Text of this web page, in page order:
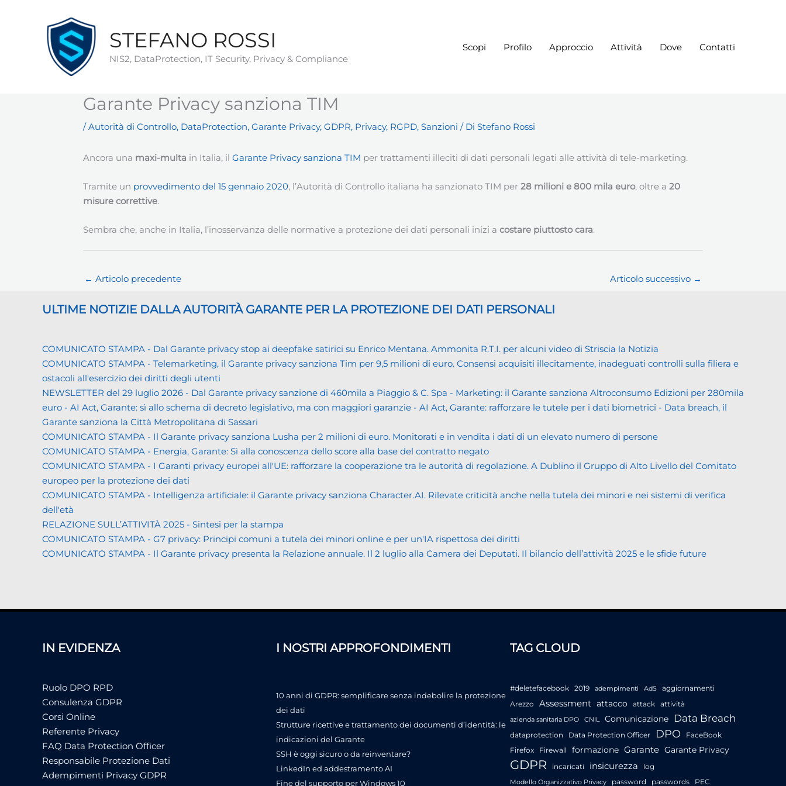
STEFANO ROSSI
NIS2, DataProtection, IT Security, Privacy & Compliance
Scopi Profilo Approccio Attività Dove Contatti
Garante Privacy sanziona TIM
/Autorità di Controllo, DataProtection, Garante Privacy, GDPR, Privacy, RGPD, Sanzioni / Di Stefano Rossi
Ancora una maxi-multa in Italia; il Garante Privacy sanziona TIM per trattamenti illeciti di dati personali legati alle attività di tele-marketing.
Tramite un provvedimento del 15 gennaio 2020, l’Autorità di Controllo italiana ha sanzionato TIM per 28 milioni e 800 mila euro, oltre a 20
misure correttive.
Sembra che, anche in Italia, l’inosservanza delle normative a protezione dei dati personali inizi a costare piuttosto cara.
← Articolo precedente Articolo successivo →
ULTIME NOTIZIE DALLA AUTORITÀ GARANTE PER LA PROTEZIONE DEI DATI PERSONALI
COMUNICATO STAMPA - Dal Garante privacy stop ai deepfake satirici su Enrico Mentana. Ammonita R.T.I. per alcuni video di Striscia la Notizia
COMUNICATO STAMPA - Telemarketing, il Garante privacy sanziona Tim per 9,5 milioni di euro. Consensi acquisiti illecitamente, inadeguati controlli sulla filiera e
ostacoli all'esercizio dei diritti degli utenti
NEWSLETTER del 29 luglio 2026 - Dal Garante privacy sanzione di 460mila a Piaggio & C. Spa - Marketing: il Garante sanziona Altroconsumo Edizioni per 280mila
euro - AI Act, Garante: sì allo schema di decreto legislativo, ma con maggiori garanzie - AI Act, Garante: rafforzare le tutele per i dati biometrici - Data breach, il
Garante sanziona la Città Metropolitana di Sassari
COMUNICATO STAMPA - Il Garante privacy sanziona Lusha per 2 milioni di euro. Monitorati e in vendita i dati di un elevato numero di persone
COMUNICATO STAMPA - Energia, Garante: Sì alla conoscenza dello score alla base del contratto negato
COMUNICATO STAMPA - I Garanti privacy europei all'UE: rafforzare la cooperazione tra le autorità di regolazione. A Dublino il Gruppo di Alto Livello del Comitato
europeo per la protezione dei dati
COMUNICATO STAMPA - Intelligenza artificiale: il Garante privacy sanziona Character.AI. Rilevate criticità anche nella tutela dei minori e nei sistemi di verifica
dell'età
RELAZIONE SULL’ATTIVITÀ 2025 - Sintesi per la stampa
COMUNICATO STAMPA - G7 privacy: Principi comuni a tutela dei minori online e per un'IA rispettosa dei diritti
COMUNICATO STAMPA - Il Garante privacy presenta la Relazione annuale. Il 2 luglio alla Camera dei Deputati. Il bilancio dell’attività 2025 e le sfide future
IN EVIDENZA
Ruolo DPO RPD
Consulenza GDPR
Corsi Online
Referente Privacy
FAQ Data Protection Officer
Responsabile Protezione Dati
Adempimenti Privacy GDPR
I NOSTRI APPROFONDIMENTI
10 anni di GDPR: semplificare senza indebolire la protezione
dei dati
Strutture ricettive e trattamento dei documenti d’identità: le
indicazioni del Garante
SSH è oggi sicuro o da reinventare?
LinkedIn ed addestramento AI
Fine del supporto per Windows 10
TAG CLOUD
#deletefacebook 2019 adempimenti AdS
aggiornamenti
Arezzo
Assessment attacco attack attività
azienda sanitaria DPO CNIL Comunicazione Data Breach
dataprotection Data Protection Officer DPO
FaceBook
Firefox
Firewall formazione Garante Garante Privacy
GDPR incaricati insicurezza log
Modello Organizzativo Privacy password passwords PEC